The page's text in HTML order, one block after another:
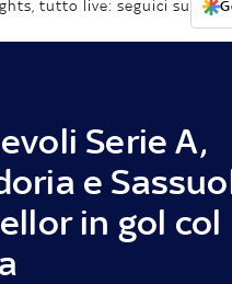
tutto live: seguici su
Serie A,
e
in gol col